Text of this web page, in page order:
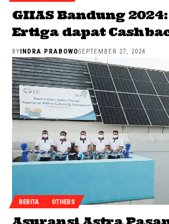
GIIAS Bandung
Ertiga dapat
BY INDRA PRABOWOSEPTEMBER 27, 2024
BERITA OTHERS